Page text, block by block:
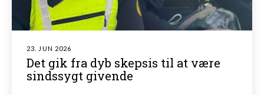
23. JUN 2026
Det gik fra dyb skepsis til at være
sindssygt givende